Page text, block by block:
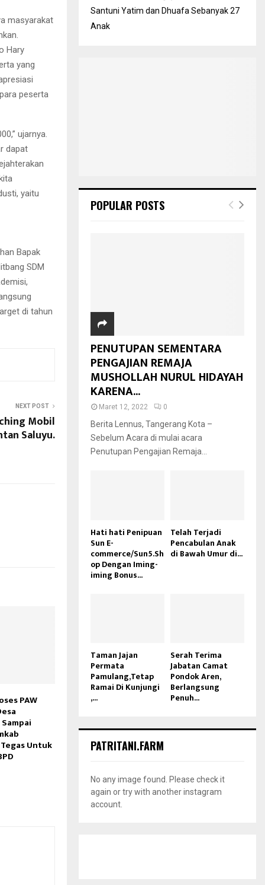
masyarakat
Hary
yang
peserta
ujarnya.
dapat
yaitu
Bapak
SDM
di tahun
NEXT POST
Mobil
Saluyu.
PAW
Untuk
Santuni Yatim dan Dhuafa Sebanyak 27
Anak
POPULAR POSTS
PENUTUPAN SEMENTARA
PENGAJIAN REMAJA
MUSHOLLAH NURUL HIDAYAH
KARENA...
Maret 12, 2022 0
Berita Lennus, Tangerang Kota –
Sebelum Acara di mulai acara
Penutupan Pengajian Remaja...
Hati hati Penipuan
Sun E-
commerce/Sun5.Sh
op Dengan Iming-
iming Bonus...
Telah Terjadi
Pencabulan Anak
di Bawah Umur di...
Taman Jajan
Permata
Pamulang,Tetap
Ramai Di Kunjungi
,...
Serah Terima
Jabatan Camat
Pondok Aren,
Berlangsung
Penuh...
PATRITANI.FARM
No any image found. Please check it
again or try with another instagram
account.